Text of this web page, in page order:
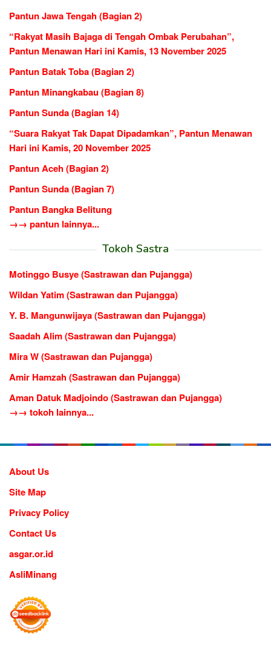
Pantun Jawa Tengah (Bagian 2)
“Rakyat Masih Bajaga di Tengah Ombak Perubahan”,
Pantun Menawan Hari ini Kamis, 13 November 2025
Pantun Batak Toba (Bagian 2)
Pantun Minangkabau (Bagian 8)
Pantun Sunda (Bagian 14)
“Suara Rakyat Tak Dapat Dipadamkan”, Pantun Menawan
Hari ini Kamis, 20 November 2025
Pantun Aceh (Bagian 2)
Pantun Sunda (Bagian 7)
Pantun Bangka Belitung
→→ pantun lainnya...
Tokoh Sastra
Motinggo Busye (Sastrawan dan Pujangga)
Wildan Yatim (Sastrawan dan Pujangga)
Y. B. Mangunwijaya (Sastrawan dan Pujangga)
Saadah Alim (Sastrawan dan Pujangga)
Mira W (Sastrawan dan Pujangga)
Amir Hamzah (Sastrawan dan Pujangga)
Aman Datuk Madjoindo (Sastrawan dan Pujangga)
→→ tokoh lainnya...
About Us
Site Map
Privacy Policy
Contact Us
asgar.or.id
AsliMinang